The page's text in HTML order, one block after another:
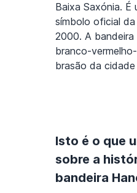
Baixa Saxónia. É
símbolo oficial
2000. A
branco-
brasão da
Isto é o que
sobre a
bandeira